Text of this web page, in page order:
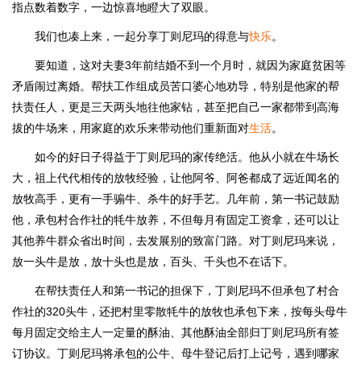
指点数着数字，一边惊喜地瞪大了双眼。
我们也凑上来，一起分享丁则尼玛的得意与快乐。
要知道，这对夫妻3年前结婚不到一个月时，就因为家庭贫困等
矛盾闹过离婚。帮扶工作组成员苦口婆心地劝导，特别是他家的帮
扶责任人，更是三天两头地往他家钻，甚至把自己一家都带到高海
拔的牛场来，用家庭的欢乐来带动他们重新面对生活。
如今的好日子得益于丁则尼玛的家传绝活。他从小就在牛场长
大，祖上代代相传的放牧经验，让他阿爷、阿爸都成了远近闻名的
放牧高手，更有一手骟牛、杀牛的好手艺。几年前，第一书记鼓励
他，承包村合作社的牦牛放养，不但每月有固定工资拿，还可以让
其他养牛群众省出时间，去发展别的致富门路。对丁则尼玛来说，
放一头牛是放，放十头也是放，百头、千头也不在话下。
在帮扶责任人和第一书记的担保下，丁则尼玛不但承包了村合
作社的320头牛，还把村里零散牦牛的放牧也承包下来，按每头母牛
每月固定交给主人一定量的酥油、其他酥油全部归丁则尼玛所有签
订协议。丁则尼玛将承包的公牛、母牛登记后打上记号，遇到哪家